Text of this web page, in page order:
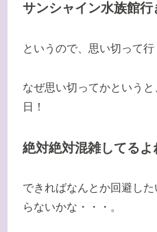
サンシャイン水族館行
というので、思い切って行
なぜ思い切ってかという
日！
絶対絶対混雑してるよ
できればなんとか回避し
らないかな・・・。